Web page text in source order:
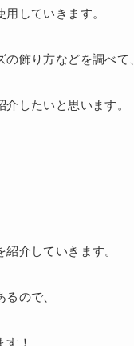
していきます。
飾り方などを調べて
したいと思います。
介していきます。
ので、
！